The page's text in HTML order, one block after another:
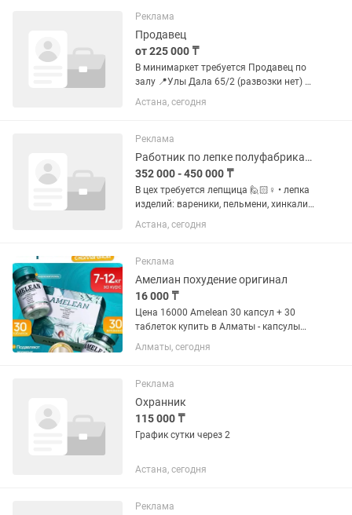
задержек питание...
Реклама
Продавец
от 225 000 ₸
В минимаркет требуется Продавец по
залу 📍Улы Дала 65/2 (развозки нет) ✅
15 000тг/смена - оплата 2 раза в месяц
- 25 и 10 числа - питание
магазина: продукты питания,...
Астана, сегодня
Реклама
Работник по лепке полуфабрикатов
352 000 - 450 000 ₸
В цех требуется лепщица 🙋🏻♀️ • лепка
изделий: вареники, пельмени, хинкали
и тд. • 16 000 - 17 000тг/смена
Требования: • опыт работы обязателен
до 20:00 • оплата...
Астана, сегодня
Реклама
Амелиан похудение оригинал
16 000 ₸
Цена 16000 Amelean 30 капсул + 30
таблеток купить в Алматы - капсулы
для похудения и контроля веса
Amelean – инновационный комплекс
снижения веса, созданный на основе...
Алматы, сегодня
Реклама
Охранник
115 000 ₸
График сутки через 2
Астана, сегодня
Реклама